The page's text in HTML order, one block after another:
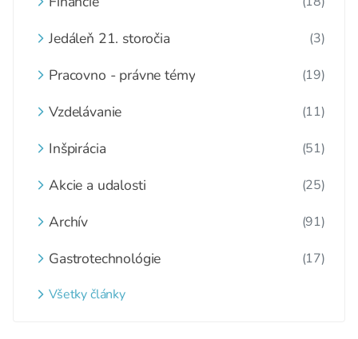
Jedáleň 21. storočia (3)
Pracovno - právne témy (19)
Vzdelávanie (11)
Inšpirácia (51)
Akcie a udalosti (25)
Archív (91)
Gastrotechnológie (17)
Všetky články